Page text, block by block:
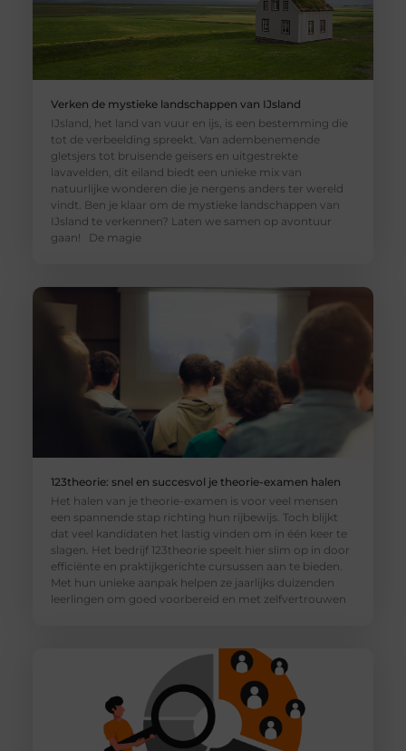
Verken de mystieke landschappen van IJsland
IJsland, het land van vuur en ijs, is een bestemming die
tot de verbeelding spreekt. Van adembenemende
gletsjers tot bruisende geisers en uitgestrekte
lavavelden, dit eiland biedt een unieke mix van
natuurlijke wonderen die je nergens anders ter wereld
vindt. Ben je klaar om de mystieke landschappen van
IJsland te verkennen? Laten we samen op avontuur
gaan! De magie
123theorie: snel en succesvol je theorie-examen halen
Het halen van je theorie-examen is voor veel mensen
een spannende stap richting hun rijbewijs. Toch blijkt
dat veel kandidaten het lastig vinden om in één keer te
slagen. Het bedrijf 123theorie speelt hier slim op in door
efficiënte en praktijkgerichte cursussen aan te bieden.
Met hun unieke aanpak helpen ze jaarlijks duizenden
leerlingen om goed voorbereid en met zelfvertrouwen